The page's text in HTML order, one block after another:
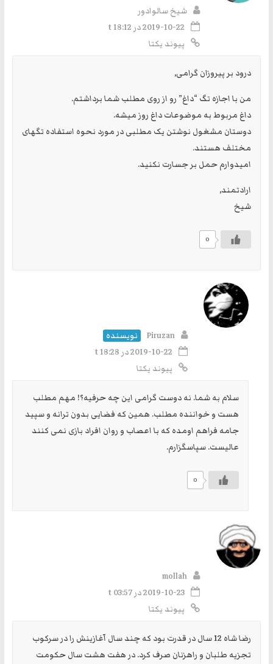
شیخ سالوادور
2019-10-22 در t 18:12
پیوند یکتا
درود بر پیروزان گرامی,
من با اجازه تگ “داغ” رو از روی مطلب شما برداشتم.
داغ مربوط به موضوعات داغ روز میشه.
دوستان مشغول نوشتن یک مطلبی در مورد نحوه استفاده تگهای
مختلف هستند.
امیدوارم حمل بر جسارت نکنید.
ارادتمند,
شیخ
0
Piruzan
نویسنده
2019-10-22 در t 18:28
پیوند یکتا
سلام به شما. نه دوست گرامی این چه حرفیه؟! مهم مطلب
هست و خواننده مطلب. همین که فضایی بدون ترانه و سپید
جامه فراهم اومده که با اعصاب و روان افراد بازی نمی کنند
عالیست. سپاسگزارم.
0
mollah
2019-10-23 در t 03:57
پیوند یکتا
رضا شاه 12 سال در قدرت بود که چند سال آغازینش را در سرکوب
تجزیه طلبان و راهزنان صرف کرد. در هفت هشت سال حکومت